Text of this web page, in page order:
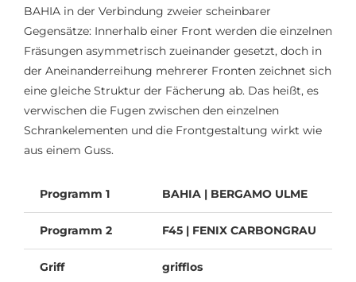
BAHIA in der Verbindung zweier scheinbarer
Gegensätze: Innerhalb einer Front werden die einzelnen
Fräsungen asymmetrisch zueinander gesetzt, doch in
der Aneinanderreihung mehrerer Fronten zeichnet sich
eine gleiche Struktur der Fächerung ab. Das heißt, es
verwischen die Fugen zwischen den einzelnen
Schrankelementen und die Frontgestaltung wirkt wie
aus einem Guss.
Programm 1 BAHIA | BERGAMO ULME
Programm 2 F45 | FENIX CARBONGRAU
Griff grifflos